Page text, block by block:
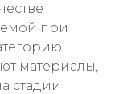
при
материалы,
стадии